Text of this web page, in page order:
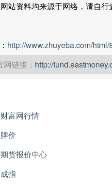
站资料均来源于网络，请自
http://www.zhuyeba.com/html/
链接： http://
富网行情
价
货报价中心
指